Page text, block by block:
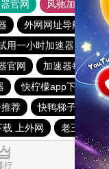
官网 风驰加速器
外网网址导航
用一小时加速器 雷
官网 加速器每日免
快柠檬app下载
荐 快鸭梯子加速器
上外网 老王vnp新版
行